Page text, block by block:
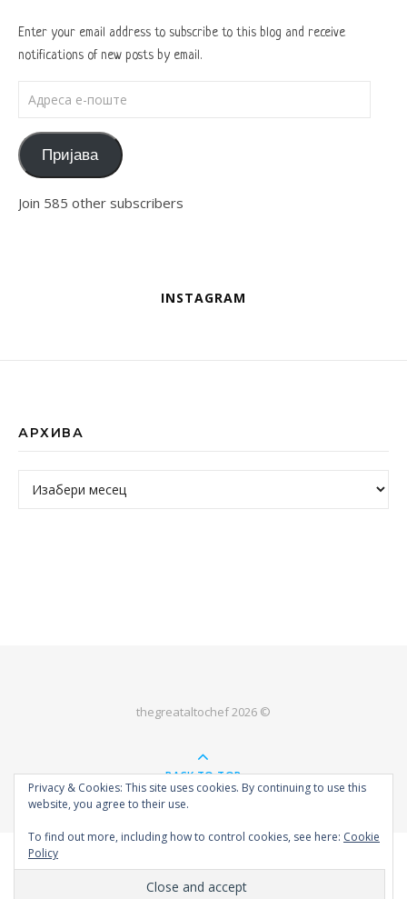
Enter your email address to subscribe to this blog and receive
notifications of new posts by email.
Пријава
Join 585 other subscribers
INSTAGRAM
АРХИВА
Архива
thegreataltochef 2026 ©
BACK TO TOP
Privacy & Cookies: This site uses cookies. By continuing to use this
website, you agree to their use.
To find out more, including how to control cookies, see here: Cookie
Policy